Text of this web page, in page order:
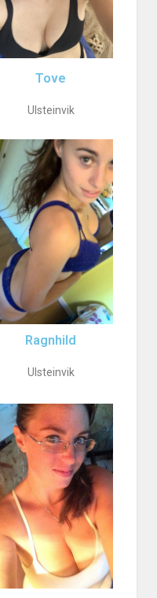
Tove
Ulsteinvik
Ragnhild
Ulsteinvik